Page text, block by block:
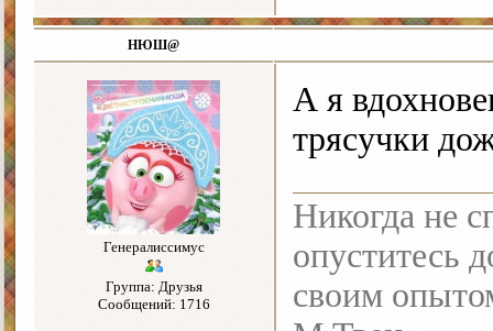
НЮШ@
Генералиссимус
Группа: Друзья
Сообщений: 1716
А я
трясучки
Никогда не
опуститесь
своим